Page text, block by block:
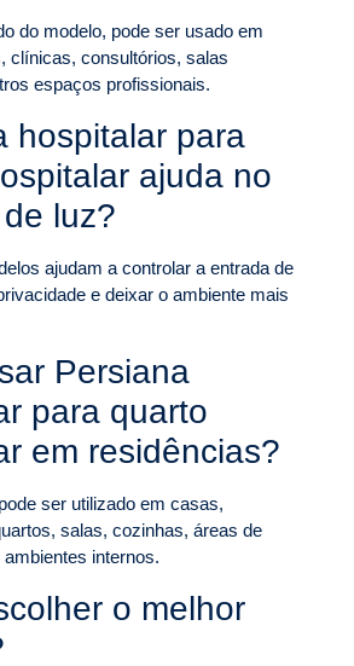
do modelo, pode ser usado em
clínicas, consultórios, salas
espaços profissionais.
hospitalar para
ajuda no
luz?
ajudam a controlar a entrada de
e deixar o ambiente mais
Persiana
para quarto
em residências?
ser utilizado em casas,
salas, cozinhas, áreas de
internos.
o melhor